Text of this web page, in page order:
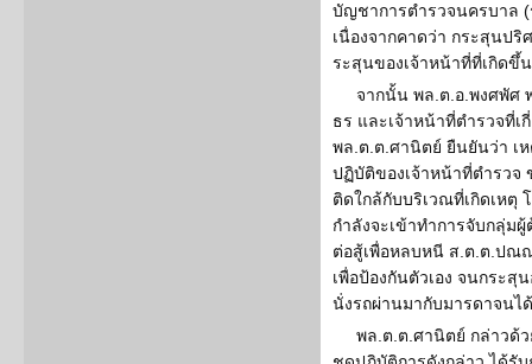
บัญชาการตำรวจนครบาล
เนื่องจากคาดว่า กระสุนป
ระสุนของเจ้าหน้าที่ที่เกิดขึ้
จากนั้น พล.ต.อ.พงศพัศ
ธร และเจ้าหน้าที่ตำรวจที่เ
พล.ต.ต.ศานิตย์ ยืนยันว่า เห
ปฏิบัติของเจ้าหน้าที่ตำรวจ
ติดใกล้กับบริเวณที่เกิดเหตุ
กำลังจะเข้าทำการจับกลุ่ม
ต่อสู้เพื่อหลบหนี ส.ต.ต.ปณ
เพื่อป้องกันตัวเอง จนกระ
นั่งรถผ่านมากับมารดาจนไ
พล.ต.ต.ศานิตย์ กล่าวด้ว